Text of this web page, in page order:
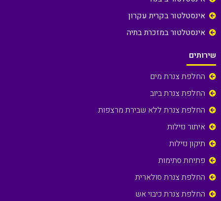
אינסטלטור בקרית עקרון
אינסטלטור במזכרת בתיה
שירותים
החלפת צנרת מים
החלפת צנרת ביוב
החלפת צנרת ללא שבירת מרצפות
איתור נזילות
תיקון נזילות
פתיחת סתימות
החלפת צנרת סולארית
החלפת צנרת כיבוי אש